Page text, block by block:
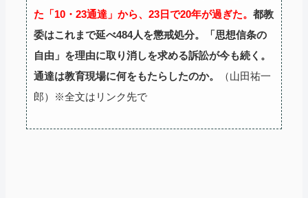
た「10・23通達」から、23日で20年が過ぎた。 都教
委はこれまで延べ484人を懲戒処分。「思想信条の
自由」を理由に取り消しを求める訴訟が今も続く。
通達は教育現場に何をもたらしたのか。
（山田祐一
郎）
※全文はリンク先で